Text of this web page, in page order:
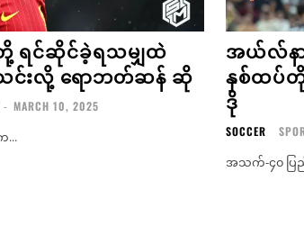
ရင်ဆိုင်ခဲ့ရသမျှထဲ
င်းလို့ ရောဘတ်ဆန် ဆို
- MARCH 10, 2025
...
အယ်လ်နာ
နှစ်ထပ်
ဒို
SOCCER
အသက်-၄၀ ပြ